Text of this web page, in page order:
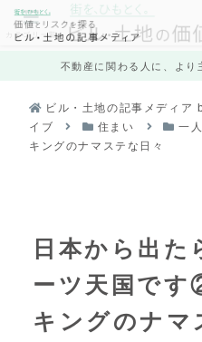
不動産に関わる人に、より
ビル・土地の記事メディア
イブ
住まい 一
キングのナマステな日々
日本から出た
ーツ天国で
キングのナマ
カテゴリ一覧